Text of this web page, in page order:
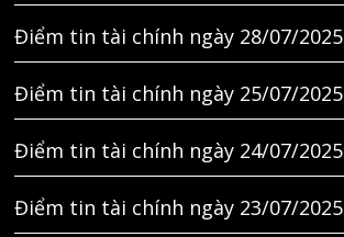
Điểm tin tài chính ngày 28/07/2025
Điểm tin tài chính ngày 25/07/2025
Điểm tin tài chính ngày 24/07/2025
Điểm tin tài chính ngày 23/07/2025